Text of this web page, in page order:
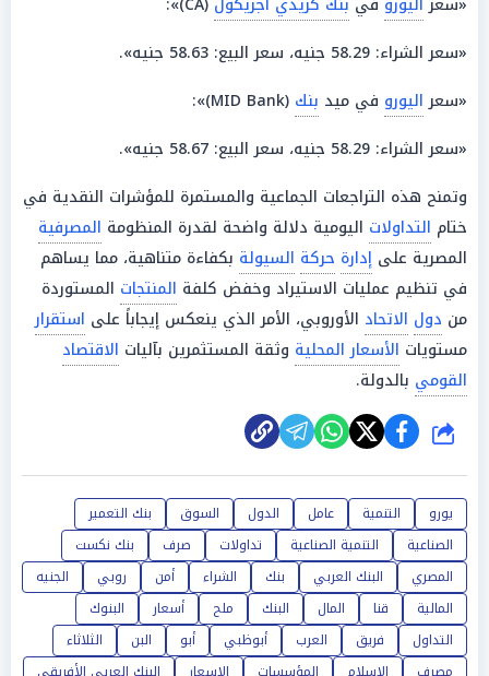
«سعر الشراء: 58.29 جنيه، سعر البيع: 58.63 جنيه».
«سعراليورو في ميد بنك (MID Bank)»:
«سعر الشراء: 58.29 جنيه، سعر البيع: 58.67 جنيه».
وتمنح هذه التراجعات الجماعية والمستمرة للمؤشرات النقدية في
ختام التداولات اليومية دلالة واضحة لقدرة المنظومة المصرفية
المصرية على إدارة حركة السيولة بكفاءة متناهية، مما يساهم
في تنظيم عمليات الاستيراد وخفض كلفة المنتجات المستوردة
من دول الاتحاد الأوروبي، الأمر الذي ينعكس إيجاباً على استقرار
مستويات الأسعار المحلية وثقة المستثمرين بآليات الاقتصاد
القومي بالدولة.
شارك
يورو التنمية عامل الدول السوق
بنك التعمير
الصناعية
التنمية الصناعية تداولات صرف
بنك نكست
المصري
البنك العربي بنك الشراء أمن روبي
الجنيه
المالية
قنا المال البنك ملح أسعار
البنوك
التداول
فريق العرب أبوظبي أبو البن
الثلاثاء